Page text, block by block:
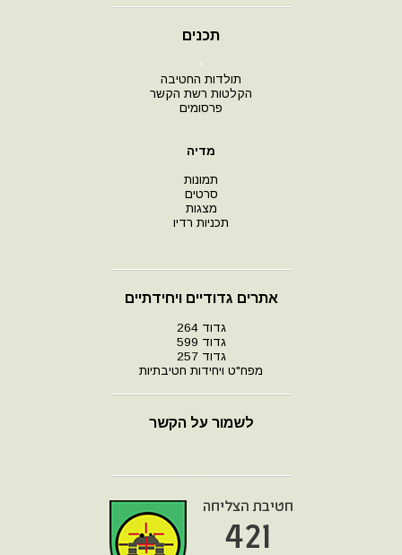
תכנים
י
תולדות החטיבה
הקלטות רשת הקשר
פרסומים
מדיה
תמונות
סרטים
מצגות
תכניות רדיו
אתרים גדודיים ויחידתיים
גדוד 264
גדוד 599
גדוד 257
מפח"ט ויחידות חטיבתיות
לשמור על הקשר